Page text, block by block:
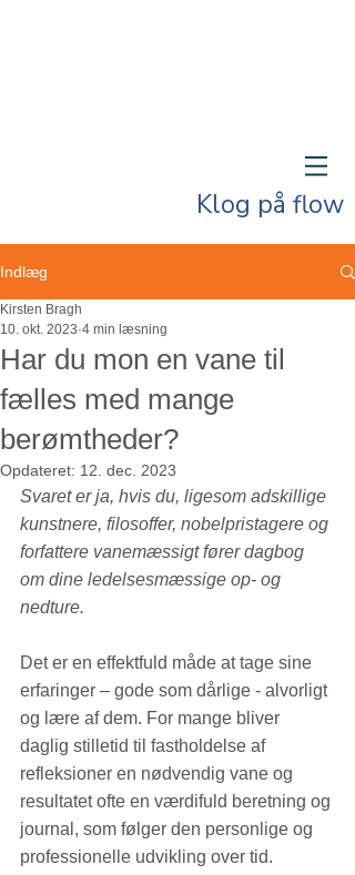
Klog på flow
Indlæg
Har du mon en vane til
fælles med mange
berømtheder?
Kirsten Bragh
10. okt. 2023 4 min læsning
Opdateret: 12. dec. 2023
Svaret er ja, hvis du, ligesom adskillige
kunstnere, filosoffer, nobelpristagere og
forfattere vanemæssigt fører dagbog
om dine ledelsesmæssige op- og
nedture.
Det er en effektfuld måde at tage sine
erfaringer – gode som dårlige - alvorligt
og lære af dem. For mange bliver
daglig stilletid til fastholdelse af
refleksioner en nødvendig vane og
resultatet ofte en værdifuld beretning og
journal, som følger den personlige og
professionelle udvikling over tid.